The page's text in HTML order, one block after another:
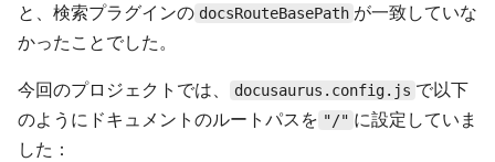
と、検索プラグインの docsRouteBasePath が一致していな
かったことでした。
今回のプロジェクトでは、 docusaurus.config.js で以下
のようにドキュメントのルートパスを "/" に設定していま
した：